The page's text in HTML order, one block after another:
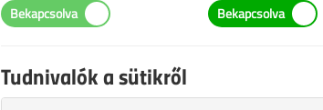
Tudnivalók a sütikről